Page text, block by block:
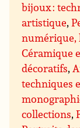
bijoux :
artistique,
numérique,
Céramique
décoratifs,
techniques
collections,